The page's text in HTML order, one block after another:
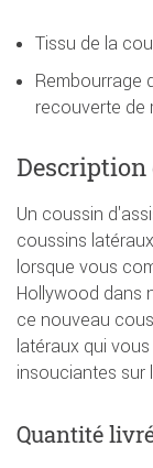
Tissu de la
Rembourrage
recouverte de
Un coussin
coussins
lorsque vous
Hollywood dans
ce nouveau
latéraux qui
insouciantes sur
Quantité